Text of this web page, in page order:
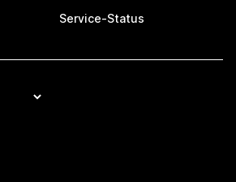
Service-Status